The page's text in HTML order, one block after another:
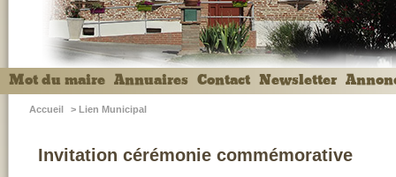
Mot du maire Annuaires Contact Newsletter
Accueil > Lien Municipal
Invitation cérémonie commémorative